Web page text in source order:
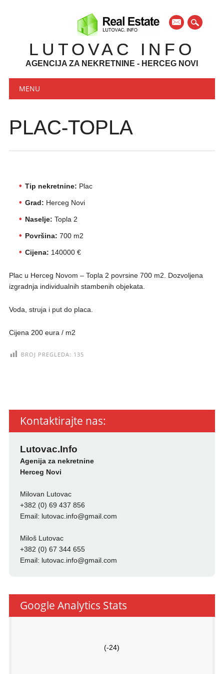
mail
LUTOVAC INFO
AGENCIJA ZA NEKRETNINE - HERCEG NOVI
Main menu
MENU
PLAC-TOPLA
Tip nekretnine: Plac
Grad: Herceg Novi
Naselje: Topla 2
Površina: 700 m2
Cijena: 140000 €
Plac u Herceg Novom – Topla 2 povrsine 700 m2. Dozvoljena
izgradnja individualnih stambenih objekata.
Voda, struja i put do placa.
Cijena 200 eura / m2
BROJ PREGLEDA: 135
Kontaktirajte nas:
Lutovac.Info
Agenija za nekretnine
Herceg Novi
Milovan Lutovac
+382 (0) 69 437 856
Email: lutovac.info@gmail.com
Miloš Lutovac
+382 (0) 67 344 655
Email: lutovac.info@gmail.com
Google Analytics Stats
(-24)